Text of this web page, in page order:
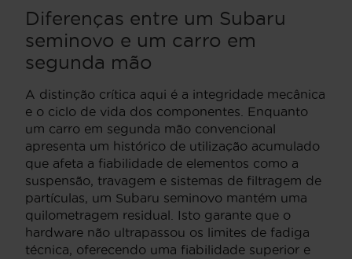
Diferenças entre um Subaru
seminovo e um carro em
segunda mão
A distinção crítica aqui é a integridade mecânica
e o ciclo de vida dos componentes. Enquanto
um carro em segunda mão convencional
apresenta um histórico de utilização acumulado
que afeta a fiabilidade de elementos como a
suspensão, travagem e sistemas de filtragem de
partículas, um Subaru seminovo mantém uma
quilometragem residual. Isto garante que o
hardware não ultrapassou os limites de fadiga
técnica, oferecendo uma fiabilidade superior e